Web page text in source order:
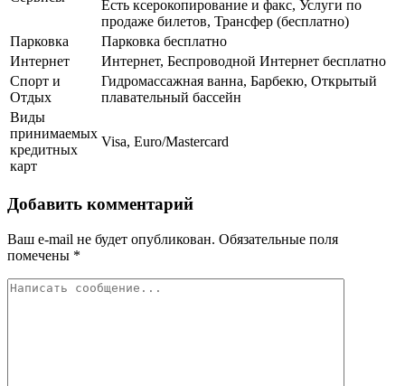
Есть ксерокопирование и факс, Услуги по
продаже билетов, Трансфер (бесплатно)
Парковка
Парковка бесплатно
Интернет
Интернет, Беспроводной Интернет бесплатно
Спорт и
Отдых
Гидромассажная ванна, Барбекю, Открытый
плавательный бассейн
Виды
принимаемых
кредитных
карт
Visa, Euro/Mastercard
Добавить комментарий
Ваш e-mail не будет опубликован. Обязательные поля
помечены *